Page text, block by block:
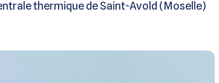
thermique de Saint-Avold (Moselle)